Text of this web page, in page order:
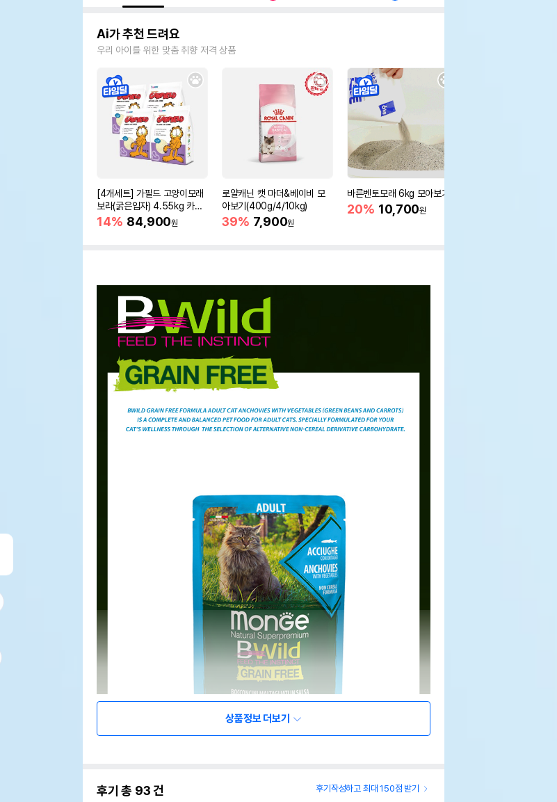
Ai가 추천 드려요
우리 아이를 위한 맞춤 취향 저격 상품
[4개세트] 가필드 고양이모래
보라(굵은입자) 4.55kg 카사
바모래
14% 84,900원
로얄캐닌 캣 마더&베이비 모
아보기(400g/4/10kg)
39% 7,900원
바른벤토모래 6kg 모아보기
20% 10,700원
상품정보 더보기
후기 총 93건 후기작성하고 최대 150점 받기